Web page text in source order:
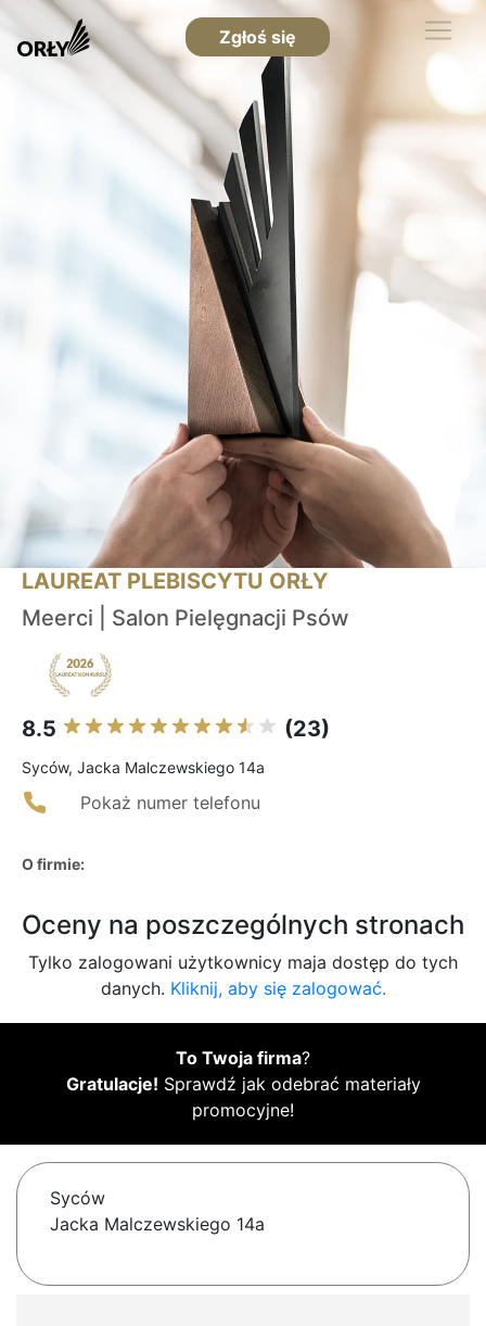
Zgłoś się
LAUREAT PLEBISCYTU ORŁY
Meerci | Salon Pielęgnacji Psów
8.5 (23)
Syców, Jacka Malczewskiego 14a
Pokaż numer telefonu
O firmie:
Oceny na poszczególnych stronach
Tylko zalogowani użytkownicy maja dostęp do tych
danych. Kliknij, aby się zalogować.
To Twoja firma?
Gratulacje! Sprawdź jak odebrać materiały
promocyjne!
Syców
Jacka Malczewskiego 14a